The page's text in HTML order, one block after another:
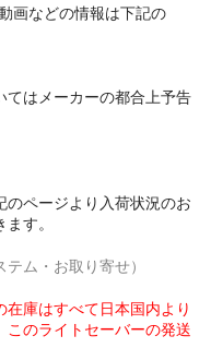
画などの情報は下記の
はメーカーの都合上予告
のページより入荷状況のお
す。
ム・お取り寄せ）
庫はすべて日本国内より
このライトセーバーの発送